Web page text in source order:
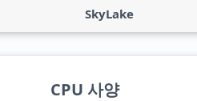
SkyLake
CPU 사양